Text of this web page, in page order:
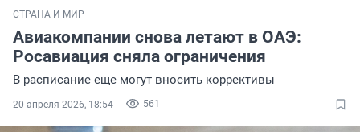
СТРАНА И МИР
Авиакомпании снова летают в ОАЭ:
Росавиация сняла ограничения
В расписание еще могут вносить коррективы
561
20 апреля 2026, 18:54